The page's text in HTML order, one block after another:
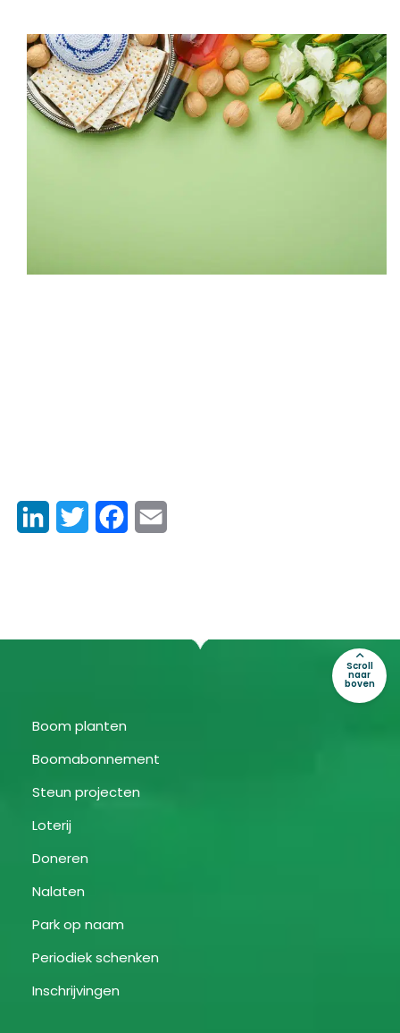
LinkedInTwitter Facebook
Boom planten
Boomabonnement
Steun projecten
Loterij
Doneren
Nalaten
Park op naam
Periodiek schenken
Inschrijvingen
Scroll
naar
boven